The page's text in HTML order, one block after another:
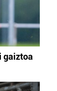
gaiztoa